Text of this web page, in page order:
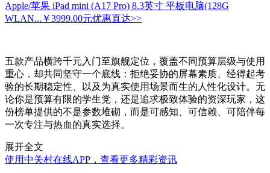
Apple/苹果 iPad mini (A17 Pro) 8.3英寸 平板电脑(128G
WLAN... ￥3999.00元优惠直达>>
五款产品横跨千元入门至旗舰定位，覆盖不同预算层级与使用
重心，却共同坚守一个底线：拒绝妥协的屏幕素质、经得起考
验的长期稳定性、以及为真实使用场景而生的人性化设计。无
论你是预算有限的学生党，还是追求极致体验的资深玩家，这
份榜单提供的不是参数堆砌，而是可感知、可信赖、可陪伴每
一次专注与热血的真实选择。
展开全文
使用中关村在线APP，查看更多精彩资讯